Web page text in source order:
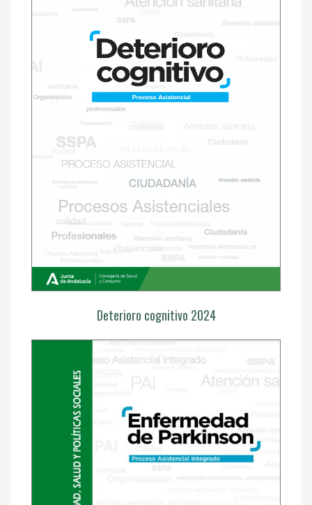
Deterioro cognitivo 2024